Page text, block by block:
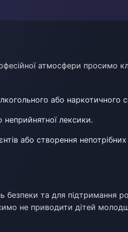
атмосфери просимо
або наркотичного
неприйнятної лексики.
або створення
безпеки та для підтримання
не приводити дітей